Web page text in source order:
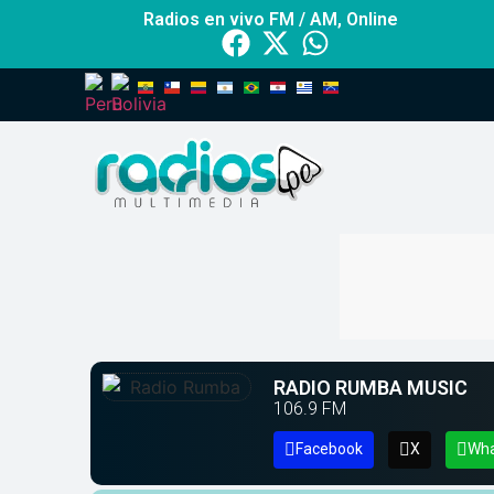
Radios en vivo FM / AM, Online
RADIO RUMBA MUSIC
106.9 FM
Facebook X